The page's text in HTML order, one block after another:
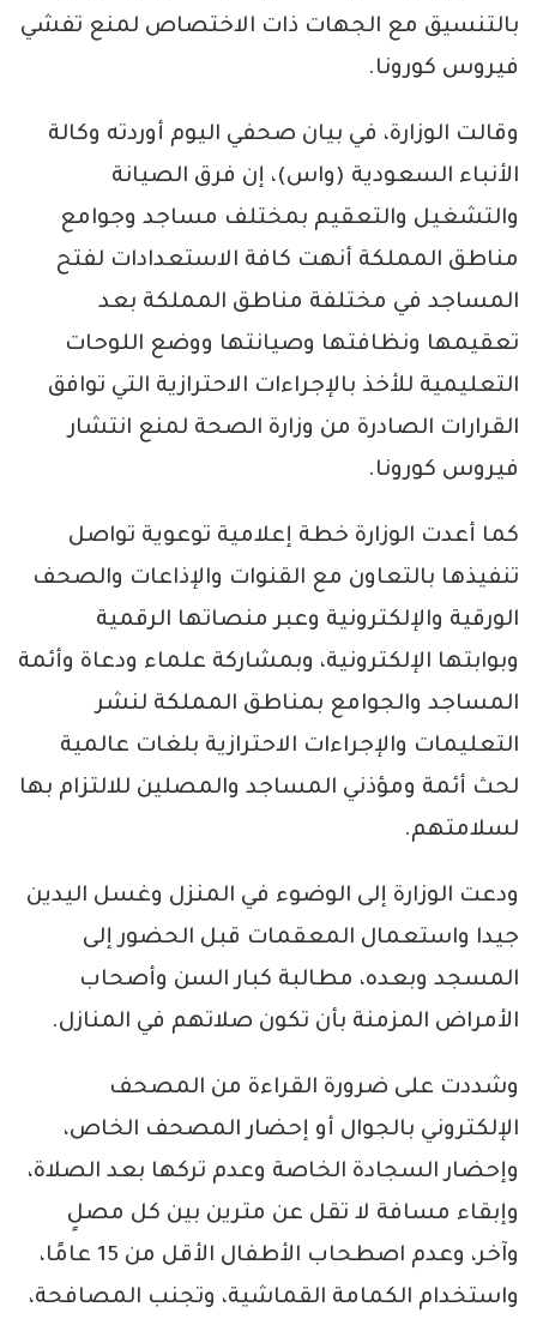
بالتنسيق مع الجهات ذات الاختصاص لمنع تفشي
فيروس كورونا.
وقالت الوزارة، في بيان صحفي اليوم أوردته وكالة
الأنباء السعودية (واس)، إن فرق الصيانة
والتشغيل والتعقيم بمختلف مساجد وجوامع
مناطق المملكة أنهت كافة الاستعدادات لفتح
المساجد في مختلفة مناطق المملكة بعد
تعقيمها ونظافتها وصيانتها ووضع اللوحات
التعليمية للأخذ بالإجراءات الاحترازية التي توافق
القرارات الصادرة من وزارة الصحة لمنع انتشار
فيروس كورونا.
كما أعدت الوزارة خطة إعلامية توعوية تواصل
تنفيذها بالتعاون مع القنوات والإذاعات والصحف
الورقية والإلكترونية وعبر منصاتها الرقمية
وبوابتها الإلكترونية، وبمشاركة علماء ودعاة وأئمة
المساجد والجوامع بمناطق المملكة لنشر
التعليمات والإجراءات الاحترازية بلغات عالمية
لحث أئمة ومؤذني المساجد والمصلين للالتزام بها
لسلامتهم.
ودعت الوزارة إلى الوضوء في المنزل وغسل اليدين
جيدا واستعمال المعقمات قبل الحضور إلى
المسجد وبعده، مطالبة كبار السن وأصحاب
الأمراض المزمنة بأن تكون صلاتهم في المنازل.
وشددت على ضرورة القراءة من المصحف
الإلكتروني بالجوال أو إحضار المصحف الخاص،
وإحضار السجادة الخاصة وعدم تركها بعد الصلاة،
وإبقاء مسافة لا تقل عن مترين بين كل مصلٍ
وآخر، وعدم اصطحاب الأطفال الأقل من 15 عامًا،
واستخدام الكمامة القماشية، وتجنب المصافحة،